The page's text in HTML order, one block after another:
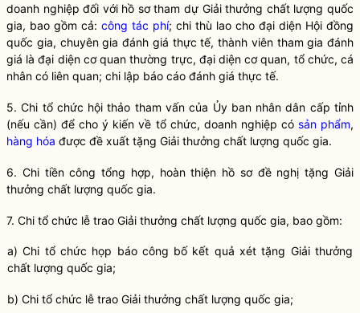
doanh nghiệp đối với hồ sơ tham dự Giải thưởng chất lượng quốc
gia, bao gồm cả: công tác phí; chi thù lao cho đại diện Hội đồng
quốc gia, chuyên gia đánh giá thực tế, thành viên tham gia đánh
giá là đại diện cơ quan thường trực, đại diện cơ quan, tổ chức, cá
nhân có liên quan; chi lập báo cáo đánh giá thực tế.
5. Chi tổ chức hội thảo tham vấn của Ủy ban nhân dân cấp tỉnh
(nếu cần) để cho ý kiến về tổ chức, doanh nghiệp có sản phẩm,
hàng hóa được đề xuất tặng Giải thưởng chất lượng quốc gia.
6. Chi tiền công tổng hợp, hoàn thiện hồ sơ đề nghị tặng Giải
thưởng chất lượng quốc gia.
7. Chi tổ chức lễ trao Giải thưởng chất lượng quốc gia, bao gồm:
a) Chi tổ chức họp báo công bố kết quả xét tặng Giải thưởng
chất lượng quốc gia;
b) Chi tổ chức lễ trao Giải thưởng chất lượng quốc gia;